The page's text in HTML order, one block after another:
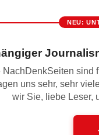
NEU:
NachDenkSeiten sind
uns sehr, sehr
wir Sie, liebe Leser,